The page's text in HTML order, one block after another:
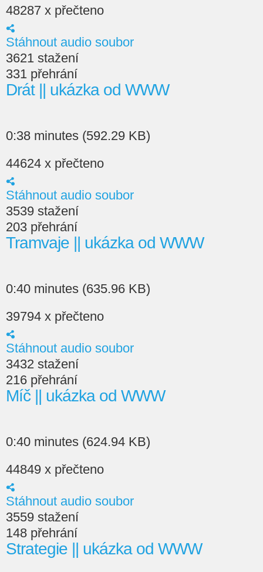
48287 x přečteno
Stáhnout audio soubor
3621 stažení
331 přehrání
Drát || ukázka od WWW
0:38 minutes (592.29 KB)
44624 x přečteno
Stáhnout audio soubor
3539 stažení
203 přehrání
Tramvaje || ukázka od WWW
0:40 minutes (635.96 KB)
39794 x přečteno
Stáhnout audio soubor
3432 stažení
216 přehrání
Míč || ukázka od WWW
0:40 minutes (624.94 KB)
44849 x přečteno
Stáhnout audio soubor
3559 stažení
148 přehrání
Strategie || ukázka od WWW